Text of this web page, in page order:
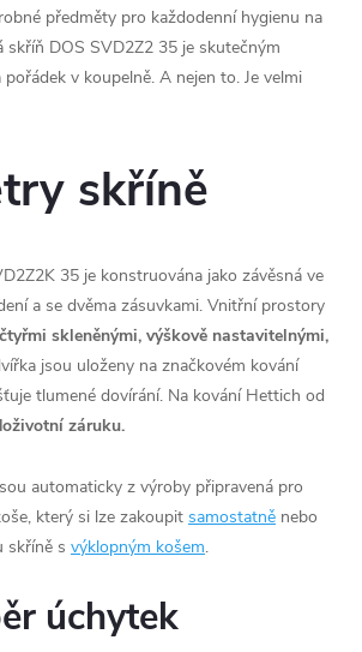
předměty pro každodenní hygienu na
skříň DOS SVD2Z2 35 je skutečným
v koupelně. A nejen to. Je velmi
skříně
35 je konstruována jako závěsná ve
a se dvěma zásuvkami. Vnitřní prostory
čtyřmi skleněnými, výškově nastavitelnými,
jsou uloženy na značkovém kování
tlumené dovírání. Na kování Hettich od
záruku.
automaticky z výroby připravená pro
který si lze zakoupit samostatně nebo
skříně s výklopným košem.
úchytek